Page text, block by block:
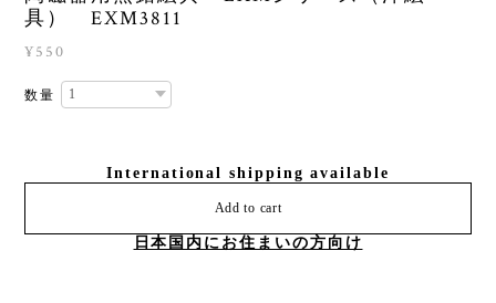
具） EXM3811
¥550
数量
International shipping available
Add to cart
日本国内にお住まいの方向け